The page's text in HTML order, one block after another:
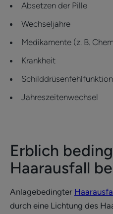
Absetzen der Pille
Wechseljahre
Medikamente (z. B.
Krankheit
Schilddrüsenfehlfunktion
Jahreszeitenwechsel
Erblich
Haarausfall
Anlagebedingter
durch eine Lichtung des